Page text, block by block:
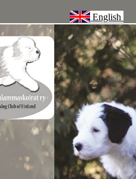
English